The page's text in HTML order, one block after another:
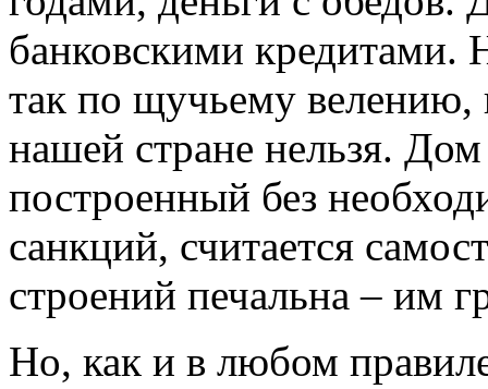
банковскими кредитами.
так по щучьему велению,
нашей стране нельзя.
построенный без
санкций, считается
строений печальна – им
Но, как и в любом